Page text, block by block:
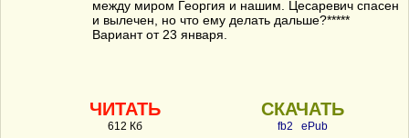
между миром Георгия и нашим. Цесаревич спасен
и вылечен, но что ему делать дальше?*****
Вариант от 23 января.
ЧИТАТЬ
612 Кб
СКАЧАТЬ
fb2 ePub